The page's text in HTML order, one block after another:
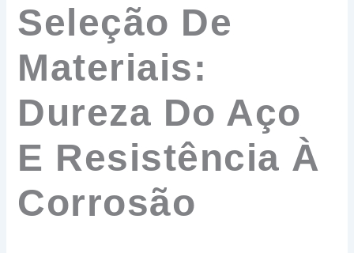
Seleção De
Materiais:
Dureza Do Aço
E Resistência À
Corrosão